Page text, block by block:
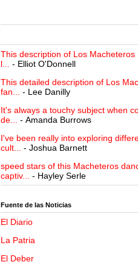
This description of Los Macheteros
l...
- Elliot O'Donnell
This detailed description of Los
fan...
- Lee Danilly
It's always a touchy subject when
de...
- Amanda Burrows
I've been really into exploring
cult...
- Joshua Barnett
speed stars of this Macheteros
captiv...
- Hayley Serle
Fuente de las Noticias
El Diario
La Patria
El Deber